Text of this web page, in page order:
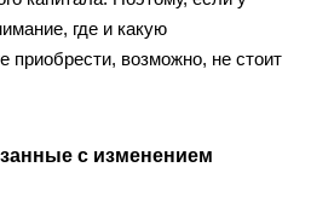
где и какую
приобрести, возможно, не стоит
с изменением